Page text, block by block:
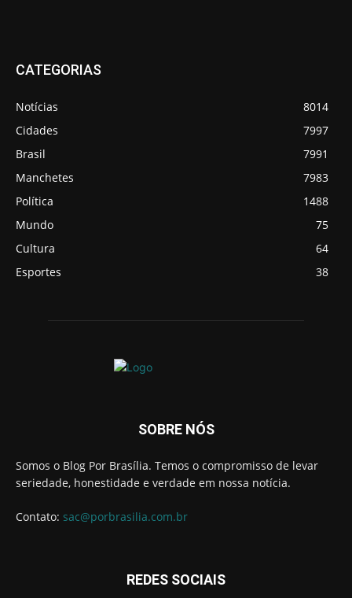
CATEGORIAS
Notícias
8014
Cidades
7997
Brasil
7991
Manchetes
7983
Política
1488
Mundo
75
Cultura
64
Esportes
38
SOBRE NÓS
Somos o Blog Por Brasília. Temos o compromisso de levar
seriedade, honestidade e verdade em nossa notícia.
Contato: sac@porbrasilia.com.br
REDES SOCIAIS